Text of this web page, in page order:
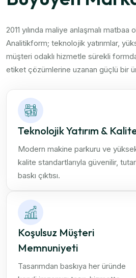
2011 yılında maliye anlaşmalı matbaa
Analitikform; teknolojik yatırımlar,
müşteri odaklı hizmetle sürekli
etiket çözümlerine uzanan güçlü bir
Teknolojik Yatırım &
Modern makine parkuru ve
kalite standartlarıyla güvenilir,
baskı çıktısı.
Koşulsuz Müşteri
Memnuniyeti
Tasarımdan baskıya her üründe